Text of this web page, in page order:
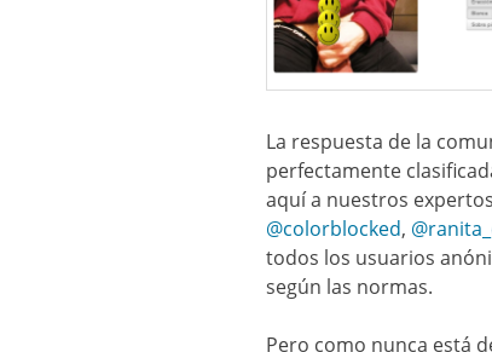
La respuesta de la
perfectamente
aquí a nuestros expertos
@colorblocked,
todos los usuarios
según las normas.
Pero como nunca está